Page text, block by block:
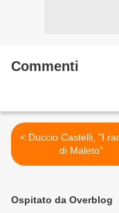
Commenti
< Duccio Castelli, "I racconti
di Maleto"
Ospitato da Overblog